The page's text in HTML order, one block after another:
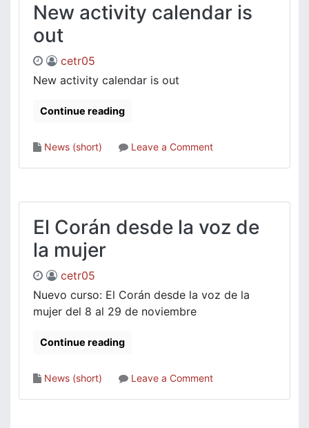
New activity calendar is
out
cetr05
New activity calendar is out
Continue reading
News (short) Leave a Commenton
is
El Corán desde la voz de
la mujer
cetr05
Nuevo curso: El Corán desde la voz de la
mujer del 8 al 29 de noviembre
Continue reading
News (short) Leave a Commenton